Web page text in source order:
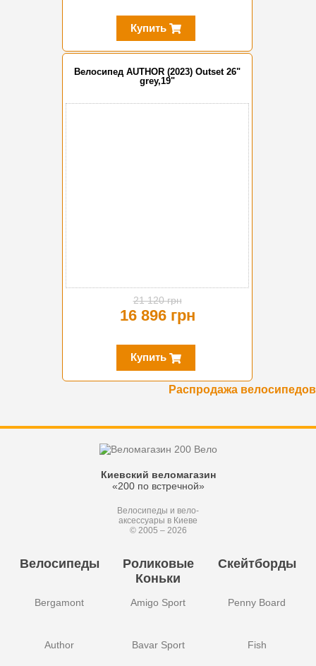
Купить
Велосипед AUTHOR (2023) Outset 26"
grey,19"
21 120 грн
16 896 грн
Купить
Распродажа велосипедов
Киевский веломагазин
«200 по встречной»
Велосипеды и вело-
аксессуары в Киеве
© 2005 – 2026
Велосипеды
Bergamont
Author
Роликовые
Коньки
Amigo Sport
Bavar Sport
Скейтборды
Penny Board
Fish